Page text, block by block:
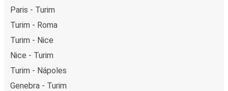
Paris - Turim
Turim - Roma
Turim - Nice
Nice - Turim
Turim - Nápoles
Genebra - Turim